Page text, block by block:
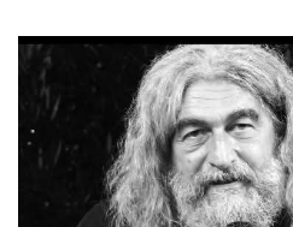
admin@admin.com 3 days fa